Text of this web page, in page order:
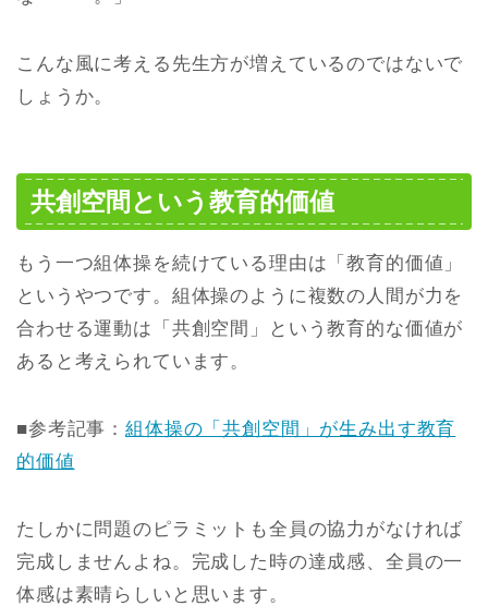
こんな風に考える先生方が増えているのではないで
しょうか。
共創空間という教育的価値
もう一つ組体操を続けている理由は「教育的価値」
というやつです。組体操のように複数の人間が力を
合わせる運動は「共創空間」という教育的な価値が
あると考えられています。
■参考記事：組体操の「共創空間」が生み出す教育
的価値
たしかに問題のピラミットも全員の協力がなければ
完成しませんよね。完成した時の達成感、全員の一
体感は素晴らしいと思います。